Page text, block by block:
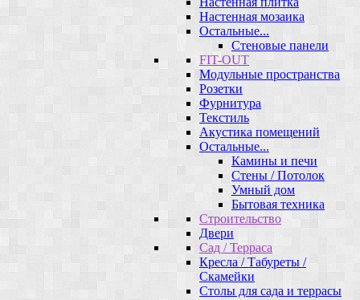
Настенная мозаика
Остальные...
Стеновые панели
FIT-OUT
Модульные пространства
Розетки
Фурнитура
Текстиль
Акустика помещений
Остальные...
Камины и печи
Стены / Потолок
Умный дом
Бытовая техника
Строительство
Двери
Сад / Терраса
Кресла / Табуреты /
Скамейки
Столы для сада и террасы